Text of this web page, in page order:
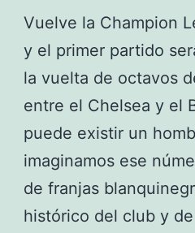
Vuelve la Champion
y el primer partido
la vuelta de octavos
entre el Chelsea y el
puede existir un
imaginamos ese
de franjas
histórico del club y